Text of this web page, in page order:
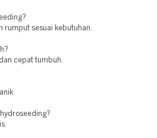
rumput sesuai kebutuhan.
cepat tumbuh.